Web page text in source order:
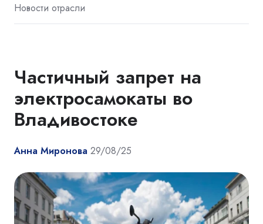
Новости отрасли
Частичный запрет на
электросамокаты во
Владивостоке
Анна Миронова 29/08/25